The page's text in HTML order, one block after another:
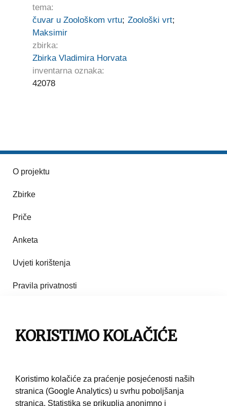
tema:
čuvar u Zoološkom vrtu; Zoološki vrt;
Maksimir
zbirka:
Zbirka Vladimira Horvata
inventarna oznaka:
42078
O projektu
Zbirke
Priče
Anketa
Uvjeti korištenja
Pravila privatnosti
Pravila korištenja
KORISTIMO KOLAČIĆE
Koristimo kolačiće za praćenje posjećenosti naših
stranica (Google Analytics) u svrhu poboljšanja
stranica. Statistika se prikuplja anonimno i